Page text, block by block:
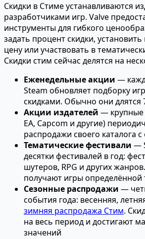
Скидки в Стиме устанавливаются
разработчиками игр. Valve
инструменты для гибкого
задать процент скидки,
цену или участвовать в
Скидки стим сейчас делятся на
Еженедельные акции —
Steam обновляет подборку
скидками. Обычно они длятся
Акции издателей — крупные
EA, Capcom и другие)
распродажи своего каталога
Тематические фестивали —
десятки фестивалей в год:
шутеров, RPG и других
получают игры определённой
Сезонные распродажи —
события года: весенняя,
зимняя распродажа Стим.
на весь период и достигают
значений